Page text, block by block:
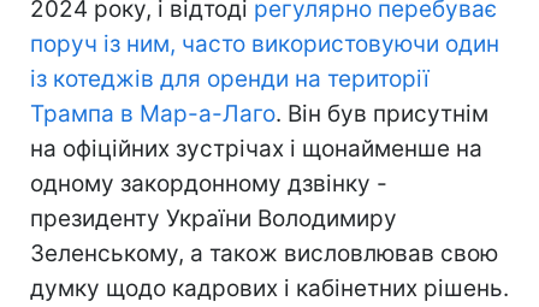
2024 року, і відтоді регулярно перебуває
поруч із ним, часто використовуючи один
із котеджів для оренди на території
Трампа в Мар-а-Лаго. Він був присутнім
на офіційних зустрічах і щонайменше на
одному закордонному дзвінку -
президенту України Володимиру
Зеленському, а також висловлював свою
думку щодо кадрових і кабінетних рішень.